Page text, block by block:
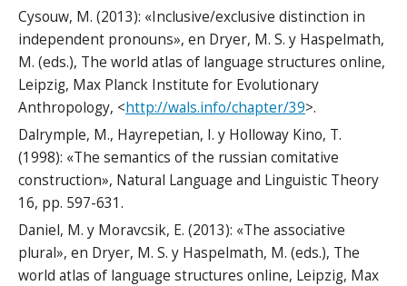
Cysouw, M. (2013): «Inclusive/exclusive distinction in
independent pronouns», en Dryer, M. S. y Haspelmath,
M. (eds.), The world atlas of language structures online,
Leipzig, Max Planck Institute for Evolutionary
Anthropology, <http://wals.info/chapter/39>.
Dalrymple, M., Hayrepetian, I. y Holloway Kino, T.
(1998): «The semantics of the russian comitative
construction», Natural Language and Linguistic Theory
16, pp. 597-631.
Daniel, M. y Moravcsik, E. (2013): «The associative
plural», en Dryer, M. S. y Haspelmath, M. (eds.), The
world atlas of language structures online, Leipzig, Max